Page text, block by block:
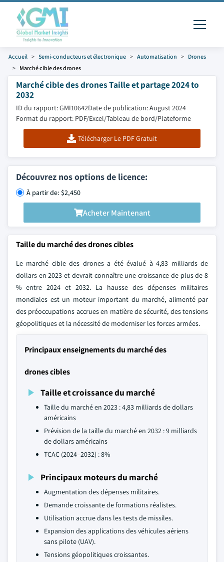
Accueil Semi-conducteurs et électronique Automatisation
Drones
Marché cible des drones
Marché cible des drones Taille et partage 2024 to
2032
ID du rapport: GMI10642Date de publication: August 2024
Format du rapport: PDF/Excel/Tableau de bord/Plateforme
Télécharger Le PDF Gratuit
Découvrez nos options de licence:
À partir de: $2,450
Acheter Maintenant
Taille du marché des drones cibles
Le marché cible des drones a été évalué à 4,83 milliards de
dollars en 2023 et devrait connaître une croissance de plus de 8
% entre 2024 et 2032. La hausse des dépenses militaires
mondiales est un moteur important du marché, alimenté par
des préoccupations accrues en matière de sécurité, des tensions
géopolitiques et la nécessité de moderniser les forces armées.
Principaux enseignements du marché des
drones cibles
Taille et croissance du marché
Taille du marché en 2023 : 4,83 milliards de dollars
américains
Prévision de la taille du marché en 2032 : 9 milliards
de dollars américains
TCAC (2024–2032) : 8%
Principaux moteurs du marché
Augmentation des dépenses militaires.
Demande croissante de formations réalistes.
Utilisation accrue dans les tests de missiles.
Expansion des applications des véhicules aériens
sans pilote (UAV).
Tensions géopolitiques croissantes.